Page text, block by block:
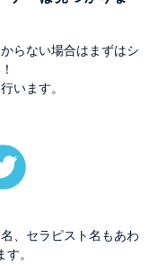
らない場合はまずはシ
います。
、セラピスト名もあわ
。